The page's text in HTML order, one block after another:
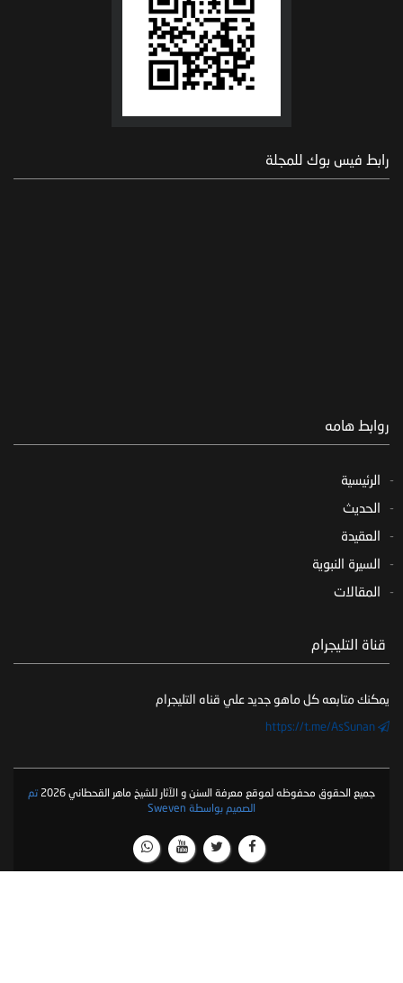
رابط فيس بوك للمجلة
روابط هامه
الرئيسية
الحديث
العقيدة
السيرة النبوية
المقالات
‏ قناة التليجرام
يمكنك متابعه كل ماهو جديد علي قناه التليجرام
جميع الحقوق محفوظه لموقع معرفة السنن و الآثار للشيخ ماهر القحطاني 2026
تم
الصميم بواسطة Sweven